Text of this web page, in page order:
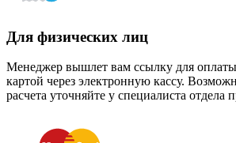
Для физических лиц
Менеджер вышлет вам ссылку для оплаты
картой через электронную кассу.
расчета уточняйте у специалиста отдела